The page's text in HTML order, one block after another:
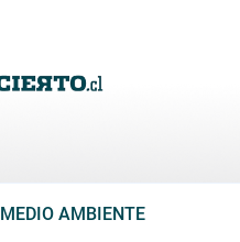
MEDIO AMBIENTE